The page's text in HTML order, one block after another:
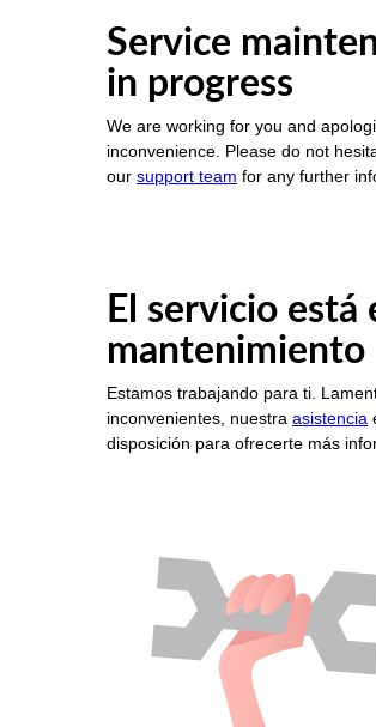
Service
in progress
We are working for you and
inconvenience. Please do not
our support team for any further
El servicio está
mantenimiento
Estamos trabajando para ti.
inconvenientes, nuestra asistencia
disposición para ofrecerte más